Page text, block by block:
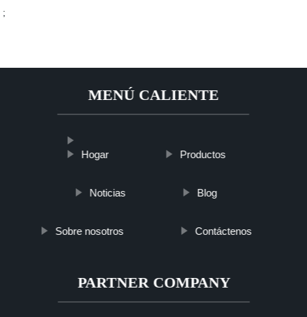
;
MENÚ CALIENTE
Hogar Productos
Noticias Blog
Sobre nosotros Contáctenos
PARTNER COMPANY